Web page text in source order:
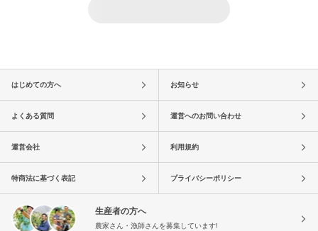
はじめての方へ お知らせ
よくある質問 運営へのお問い合わせ
運営会社 利用規約
特商法に基づく表記 プライバシーポリシー
生産者の方へ
農家さん・漁師さんを募集しています!